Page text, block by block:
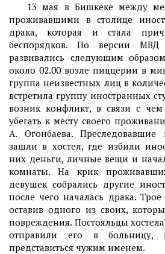
13 мая в Бишкеке между
проживавшими в столице
драка, которая и стала
беспорядков. По версии МВД
развивались следующим
около 02.00 возле пиццерии в
группа неизвестных лиц в
встретила группу иностранных
возник конфликт, в связи с
убегать к месту своего
А. Огонбаева.
зашли в хостел, где избили
них деньги, личные вещи и
комнаты. На крик
девушек собрались другие
после чего началась драка.
оставив одного из своих,
повреждения. Постояльцы
отправили его в больницу,
представиться чужим именем.